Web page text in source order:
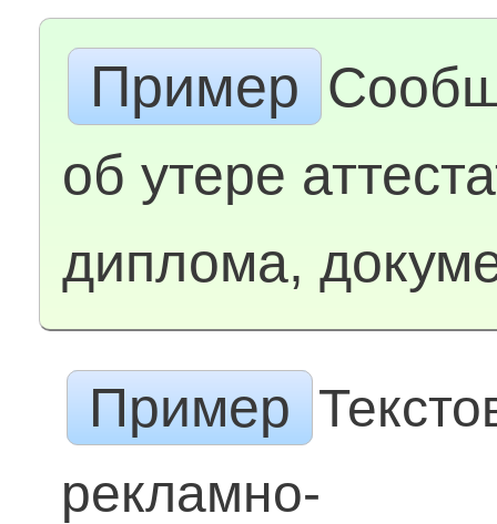
Пример
об утере
диплома,
Пример
рекламно-